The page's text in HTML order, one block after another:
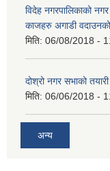
विदेह नगरपालिकाको
काजहरु अगाडी
मिति: 06/08/2018 -
दोश्रो नगर सभाको
मिति: 06/06/2018 -
अन्य